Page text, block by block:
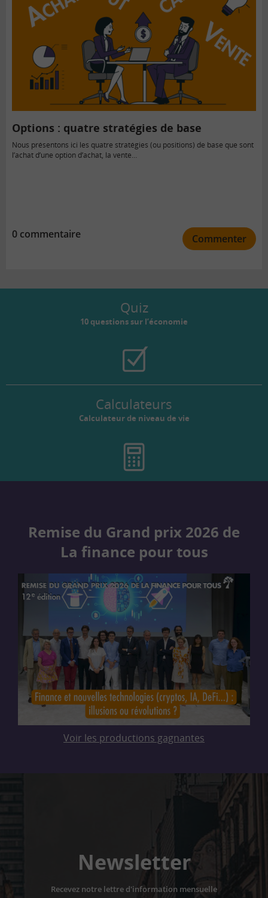
Options : quatre stratégies de base
Nous présentons ici les quatre stratégies (ou positions) de base que sont
l’achat d’une option d’achat, la vente…
0 commentaire Commenter
Quiz
10 questions sur l’économie
Calculateurs
Calculateur de niveau de vie
Remise du Grand prix 2026 de
La finance pour tous
Voir les productions gagnantes
Newsletter
Recevez notre lettre d'information mensuelle